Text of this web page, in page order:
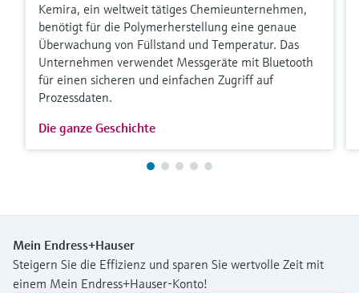
Kemira, ein weltweit tätiges Chemieunternehmen,
benötigt für die Polymerherstellung eine genaue
Überwachung von Füllstand und Temperatur. Das
Unternehmen verwendet Messgeräte mit Bluetooth
für einen sicheren und einfachen Zugriff auf
Prozessdaten.
Die ganze Geschichte
Mein Endress+Hauser
Steigern Sie die Effizienz und sparen Sie wertvolle Zeit mit
einem Mein Endress+Hauser-Konto!